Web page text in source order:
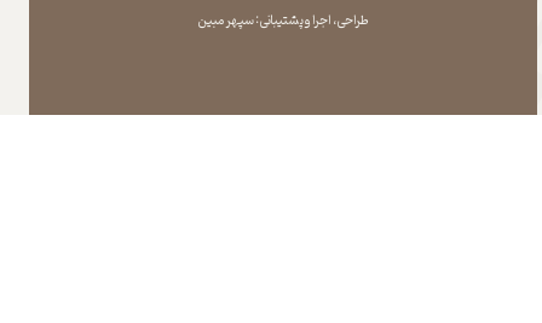
طراحی ، اجرا و پشتیبانی : سپهر مبین